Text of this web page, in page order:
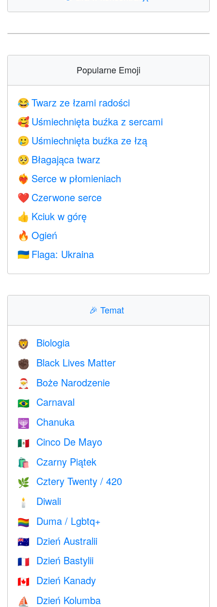
Popularne Emoji
😂 Twarz ze łzami radości
🥰 Uśmiechnięta buźka z sercami
🥲 Uśmiechnięta buźka ze łzą
🥺 Błagająca twarz
❤️‍🔥 Serce w płomieniach
❤️ Czerwone serce
👍 Kciuk w górę
🔥 Ogień
🇺🇦 Flaga: Ukraina
🎉 Temat
🦁 Biologia
✊🏿 Black Lives Matter
🎅 Boże Narodzenie
🇧🇷 Carnaval
🕎 Chanuka
🇲🇽 Cinco De Mayo
🛍 Czarny Piątek
🌿 Cztery Twenty / 420
🕯 Diwali
🏳️‍🌈 Duma / Lgbtq+
🇦🇺 Dzień Australii
🇫🇷 Dzień Bastylii
🇨🇦 Dzień Kanady
⛵️ Dzień Kolumba